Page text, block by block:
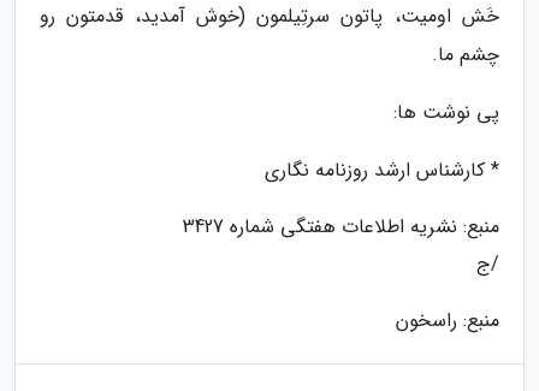
خَش اومیت، پاتون سرتِیلمون (خوش آمدید، قدمتون رو
چشم ما.
پی نوشت ها:
* کارشناس ارشد روزنامه نگاری
منبع: نشریه اطلاعات هفتگی شماره 3427
/ج
منبع: راسخون